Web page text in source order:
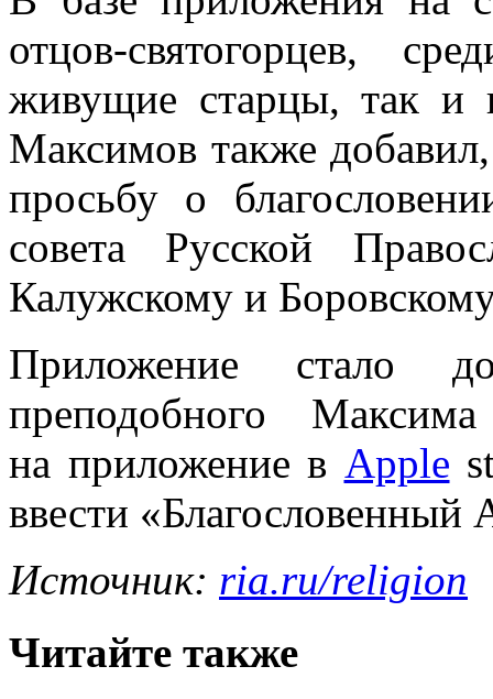
отцов-святогорцев,
живущие старцы, так и
Максимов также
просьбу о
совета Русской
Калужскому и
Приложение стало
преподобного
на приложение в Apple
ввести «Благословенный
Источник: ria.ru/religion
Читайте также